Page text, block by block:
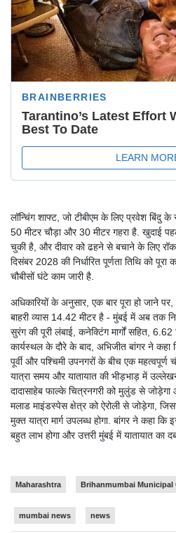
लॉन्चिंग शाफ्ट, जो टीबीएम के लिए प्रवेश बिंदु
50 मीटर चौड़ा और 30 मीटर गहरा है. खुदाई
चुकी है, और दीवार को ढहने से बचाने के लिए रॉक
दिसंबर 2028 की निर्धारित पूर्णता तिथि को
चौबीसों घंटे काम जारी है.
अधिकारियों के अनुसार, एक बार पूरा हो जाने
बाहरी व्यास 14.42 मीटर है - मुंबई में अब तक
सुरंग की पूरी लंबाई, कनेक्टिंग मार्गों सहित,
कार्यस्थल के दौरे के बाद, अभिजीत बांगर ने
पूर्वी और पश्चिमी उपनगरों के बीच एक महत्वपूर्ण
यात्रा समय और यातायात की भीड़भाड़ में
दादासाहेब फाल्के चित्रनगरी को मुलुंड से
मलाड माइंडस्पेस क्षेत्र को ऐरोली से जोड़ेगा,
मुक्त यात्रा मार्ग उपलब्ध होगा. बांगर ने कहा कि
बहुत लाभ होगा और उत्तरी मुंबई में यातायात का
Maharashtra Brihanmumbai Municipal
mumbai news news